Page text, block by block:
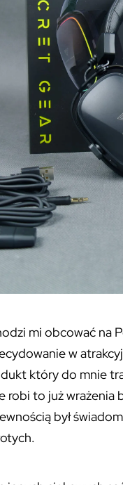
mi obcować na
w
który do mnie
robi to już
był